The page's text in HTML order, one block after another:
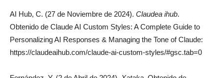
AI Hub, C. (27 de Noviembre de 2024). Claudea ihub.
Obtenido de Claude AI Custom Styles: A Complete Guide to
Personalizing AI Responses & Managing the Tone of Claude:
https://claudeaihub.com/claude-ai-custom-styles/#gsc.tab=0